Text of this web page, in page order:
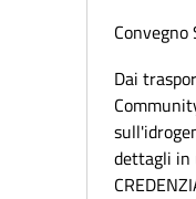
Dai
dettagli in